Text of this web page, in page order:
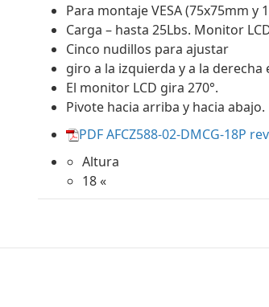
Para montaje VESA (75x75mm y
Carga – hasta 25Lbs. Monitor
Cinco nudillos para ajustar
giro a la izquierda y a la derecha
El monitor LCD gira 270°.
Pivote hacia arriba y hacia abajo.
PDF AFCZ588-02-DMCG-18P
Altura
18 «